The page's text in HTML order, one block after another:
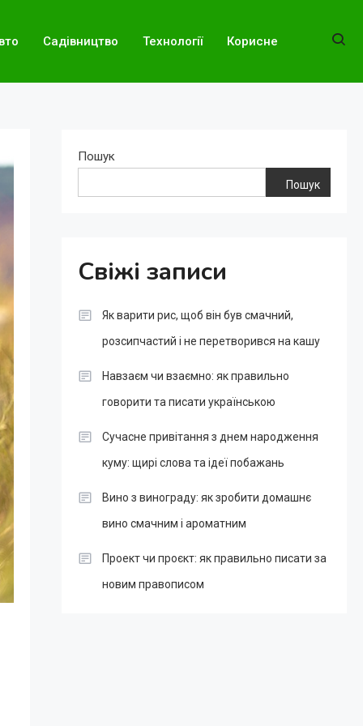
Садівництво Технології Корисне
Пошук
Пошук
Свіжі записи
Як варити рис, щоб він був смачний,
розсипчастий і не перетворився на кашу
Навзаєм чи взаємно: як правильно
говорити та писати українською
Сучасне привітання з днем народження
куму: щирі слова та ідеї побажань
Вино з винограду: як зробити домашнє
вино смачним і ароматним
Проект чи проєкт: як правильно писати за
новим правописом